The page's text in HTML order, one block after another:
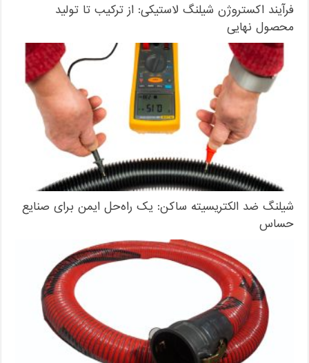
فرآیند اکستروژن شیلنگ لاستیکی: از ترکیب تا تولید
محصول نهایی
شیلنگ ضد الکتریسیته ساکن: یک راه‌حل ایمن برای صنایع
حساس